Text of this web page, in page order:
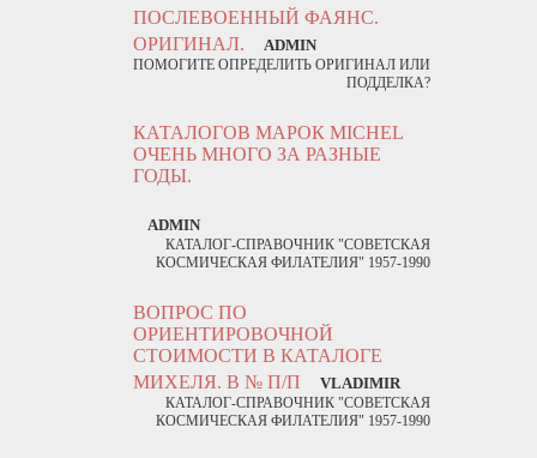
ПОСЛЕВОЕННЫЙ ФАЯНС.
ОРИГИНАЛ.
ADMIN
ПОМОГИТЕ ОПРЕДЕЛИТЬ ОРИГИНАЛ ИЛИ
ПОДДЕЛКА?
КАТАЛОГОВ МАРОК MICHEL
ОЧЕНЬ МНОГО ЗА РАЗНЫЕ
ГОДЫ.
ADMIN
КАТАЛОГ-СПРАВОЧНИК "СОВЕТСКАЯ
КОСМИЧЕСКАЯ ФИЛАТЕЛИЯ" 1957-1990
ВОПРОС ПО
ОРИЕНТИРОВОЧНОЙ
СТОИМОСТИ В КАТАЛОГЕ
МИХЕЛЯ. В № П/П
VLADIMIR
КАТАЛОГ-СПРАВОЧНИК "СОВЕТСКАЯ
КОСМИЧЕСКАЯ ФИЛАТЕЛИЯ" 1957-1990